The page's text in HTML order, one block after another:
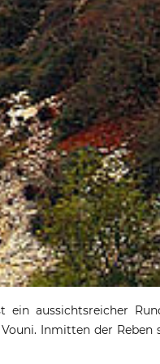
ein aussichtsreicher
Inmitten der